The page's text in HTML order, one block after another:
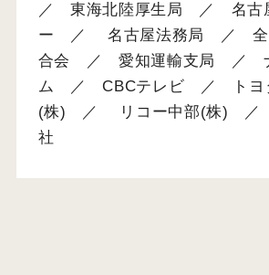
／ 東海北陸厚生局 ／ 名古
ー ／ 名古屋法務局 ／ 全
合会 ／ 愛知運輸支局 ／
ム ／ CBCテレビ ／ トヨ
(株) ／ リコー中部(株) ／
社